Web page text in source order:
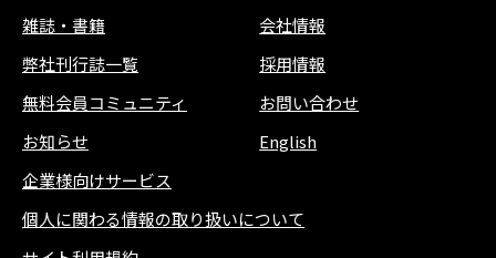
雑誌 ・ 書籍
弊社刊行誌一覧
無料会員コミュニティ
お知らせ
企業様向けサービス
会社情報
採用情報
お問い合わせ
English
個人に関わる情報の取り扱いについて